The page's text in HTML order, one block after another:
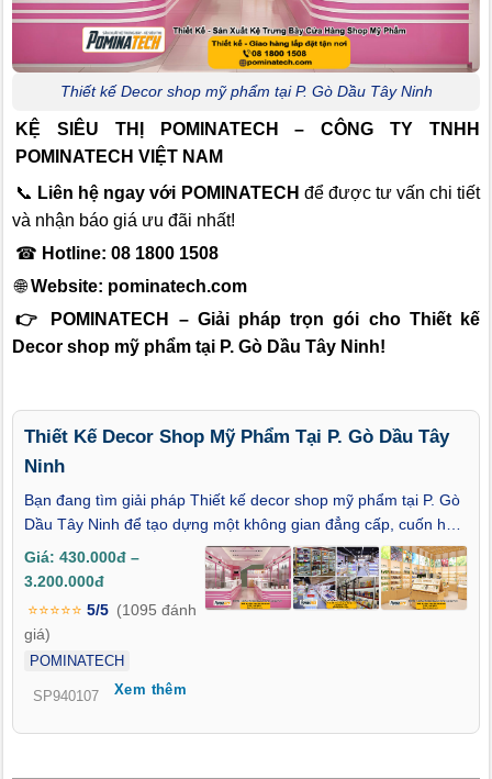
Thiết kế Decor shop mỹ phẩm tại P. Gò Dầu Tây Ninh
KỆ SIÊU THỊ POMINATECH – CÔNG TY TNHH
POMINATECH VIỆT NAM
📞 Liên hệ ngay với POMINATECH để được tư vấn chi tiết
và nhận báo giá ưu đãi nhất!
☎ Hotline: 08 1800 1508
🌐Website: pominatech.com
👉 POMINATECH – Giải pháp trọn gói cho Thiết kế
Decor shop mỹ phẩm tại P. Gò Dầu Tây Ninh!
Thiết Kế Decor Shop Mỹ Phẩm Tại P. Gò Dầu Tây
Ninh
Bạn đang tìm giải pháp Thiết kế decor shop mỹ phẩm tại P. Gò
Dầu Tây Ninh để tạo dựng một không gian đẳng cấp, cuốn hút
và phản ánh trọn vẹn tinh thần thương hiệu? Trong ngành mỹ
phẩm – nơi cái đẹp được cảm nhận ngay từ cảm xúc thị giác
đầu tiên – một cửa hàng được thiết kế tinh tế không chỉ là điểm
bán hàng, mà còn là nơi lan tỏa giá trị thương hiệu và níu chân
khách hàng. Thiết kế decor shop mỹ phẩm tại P. Gò Dầu Tây
Ninh đang dần trở thành xu hướng tất yếu khi thị trường làm
đẹp ở khu vực này đang phát triển mạnh mẽ, đòi hỏi sự chuyên
Giá: 430.000đ –
3.200.000đ
⭐⭐⭐⭐⭐ 5/5 (1095 đánh
giá)
POMINATECH
SP940107 Xem thêm